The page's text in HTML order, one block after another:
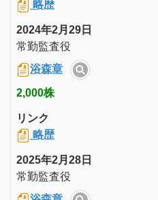
略歴
2024年2月29日
常勤監査役
浴森章
2,000株
リンク
略歴
2025年2月28日
常勤監査役